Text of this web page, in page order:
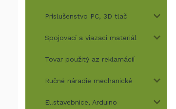
Príslušenstvo PC, 3D tlač
Spojovací a viazací materiál
Tovar použitý az reklamácií
Ručné náradie mechanické
El.stavebnice, Arduino